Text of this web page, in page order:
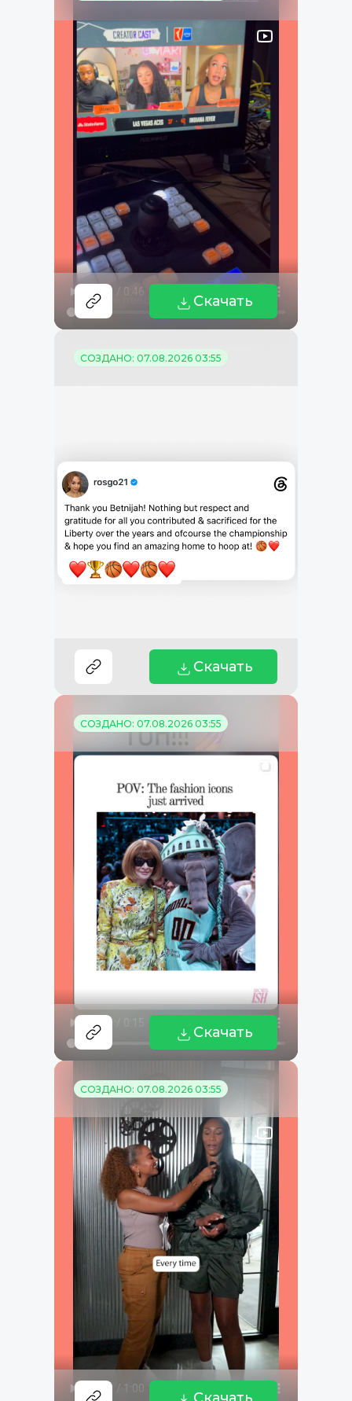
Скачать
СОЗДАНО: 07.08.2026 03:55
Скачать
СОЗДАНО: 07.08.2026 03:55
Скачать
СОЗДАНО: 07.08.2026 03:55